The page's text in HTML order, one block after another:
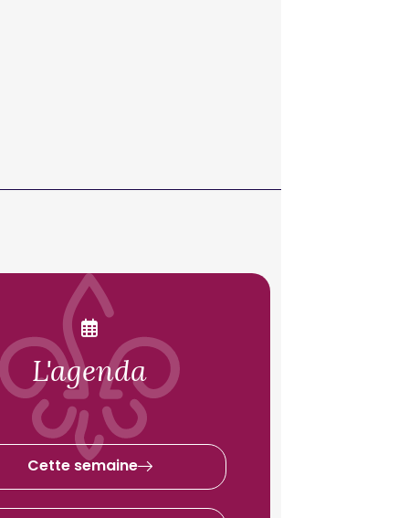
L'agenda
Cette semaine